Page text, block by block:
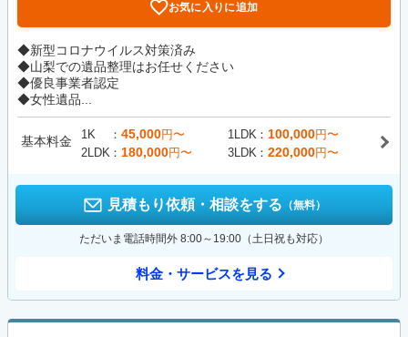
お気に入りに追加
◆新型コロナウイルス対策済み
◆山梨での遺品整理はお任せください
◆優良事業者認定
◆女性遺品...
基本料金 1K 45,000円〜 1LDK 100,000円〜
2LDK
180,000円〜 3LDK 220,000円〜
見積もり依頼・相談をする （無料）
ただいま電話時間外 8:00～19:00（土日祝も対応）
料金・サービスを見る